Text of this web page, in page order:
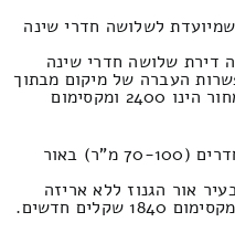
לשלושה חדרי שינה
דירת שלושה חדרי שינה
העברה של מיקום מבתוך
דירה שמיועדת לזוגות צעירים התמחור הינו 2400 ומקסימום
מה עלות הובלת דירה עם ארבעה חדרים (70-100 מ"ר) באור
פריטי 4 חדרים בעיר אור הגנוז ללא אריזה